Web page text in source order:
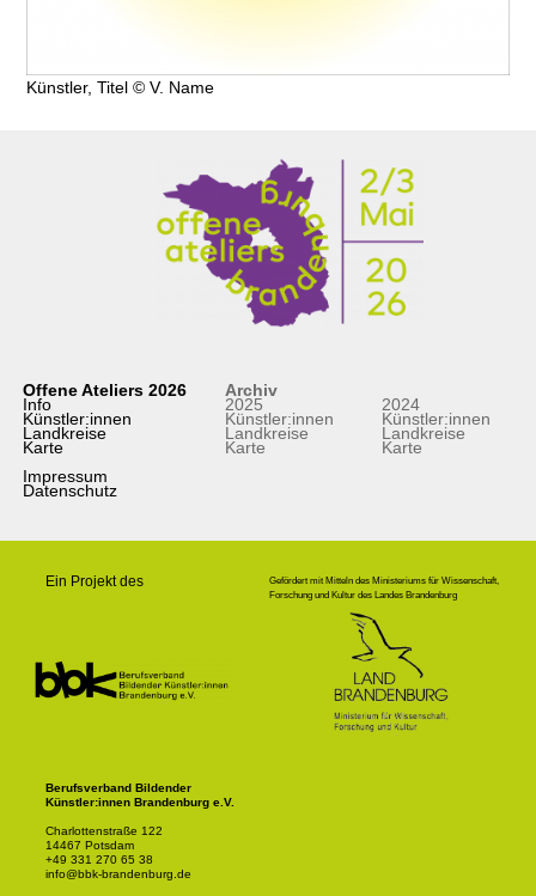
Künstler, Titel © V. Name
Offene Ateliers 2026
Info
Künstler:innen
Landkreise
Karte
Impressum
Datenschutz
Archiv
2025
Künstler:innen
Landkreise
Karte
2024
Künstler:innen
Landkreise
Karte
Ein Projekt des
Gefördert mit Mitteln des Ministeriums für Wissenschaft,
Forschung und Kultur des Landes Brandenburg
Berufsverband Bildender
Künstler:innen Brandenburg e.V.
Charlottenstraße 122
14467 Potsdam
+49 331 270 65 38
info@bbk-brandenburg.de